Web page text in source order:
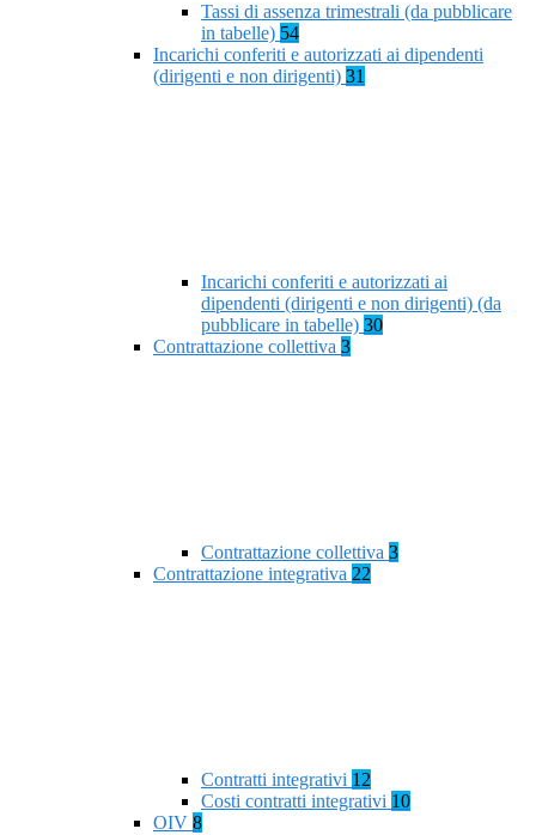
Tassi di assenza trimestrali (da pubblicare
in tabelle) 54
Incarichi conferiti e autorizzati ai dipendenti
(dirigenti e non dirigenti) 31
Incarichi conferiti e autorizzati ai
dipendenti (dirigenti e non dirigenti) (da
pubblicare in tabelle) 30
Contrattazione collettiva 3
Contrattazione collettiva 3
Contrattazione integrativa 22
Contratti integrativi 12
Costi contratti integrativi 10
OIV 8